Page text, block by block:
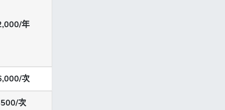
年
次
次